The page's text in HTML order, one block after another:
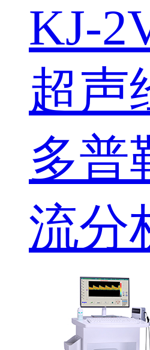
KJ-
超声
多普
流分